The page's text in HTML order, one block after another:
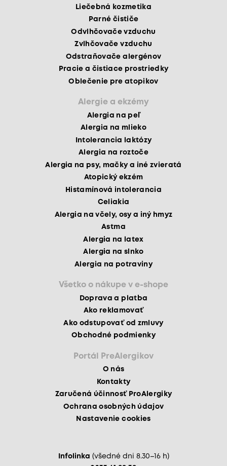
Liečebná kozmetika
Parné čističe
Odvlhčovače vzduchu
Zvlhčovače vzduchu
Odstraňovače alergénov
Pracie a čistiace prostriedky
Oblečenie pre atopikov
Alergie a ekzémy
Alergia na peľ
Alergia na mlieko
Intolerancia laktózy
Alergia na roztoče
Alergia na psy, mačky a iné zvieratá
Atopický ekzém
Histamínová intolerancia
Celiakia
Alergia na včely, osy a iný hmyz
Astma
Alergia na latex
Alergia na slnko
Alergia na potraviny
Všetko o nákupe v e-shope
Doprava a platba
Ako reklamovať
Ako odstupovať od zmluvy
Obchodné podmienky
Portál PreAlergikov
O nás
Kontakty
Zaručená účinnosť ProAlergiky
Ochrana osobných údajov
Nastavenie cookies
Infolinka (všedné dni 8.30–16 h)